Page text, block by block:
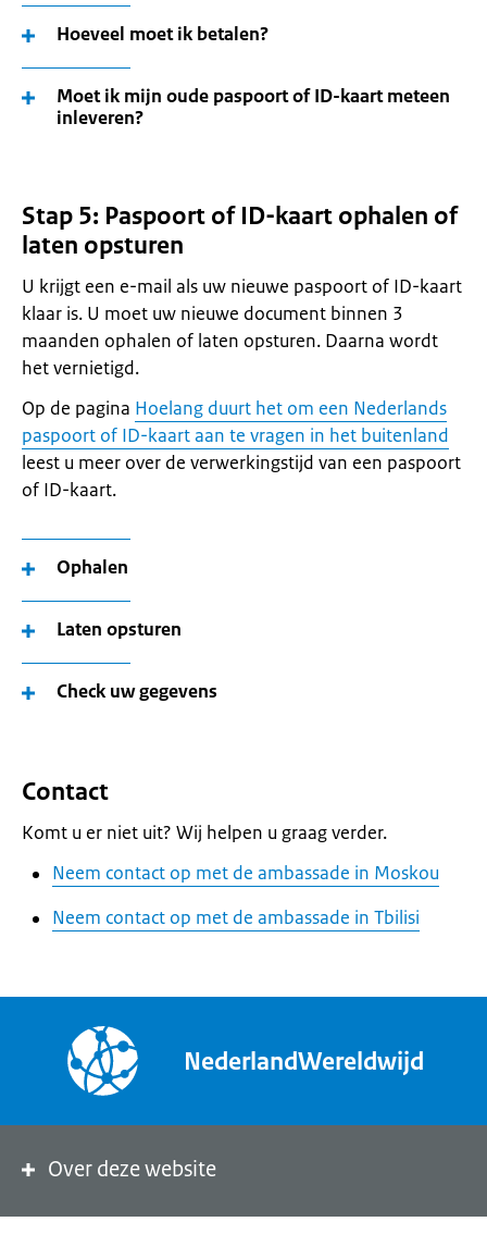
Hoeveel moet ik betalen?
Moet ik mijn oude paspoort of ID-kaart meteen
inleveren?
Stap 5: Paspoort of ID-kaart ophalen of
laten opsturen
U krijgt een e-mail als uw nieuwe paspoort of ID-kaart
klaar is. U moet uw nieuwe document binnen 3
maanden ophalen of laten opsturen. Daarna wordt
het vernietigd.
Op de pagina Hoelang duurt het om een Nederlands
paspoort of ID-kaart aan te vragen in het buitenland
leest u meer over de verwerkingstijd van een paspoort
of ID-kaart.
Ophalen
Laten opsturen
Check uw gegevens
Contact
Komt u er niet uit? Wij helpen u graag verder.
Neem contact op met de ambassade in Moskou
Neem contact op met de ambassade in Tbilisi
NederlandWereldwijd
Over deze website